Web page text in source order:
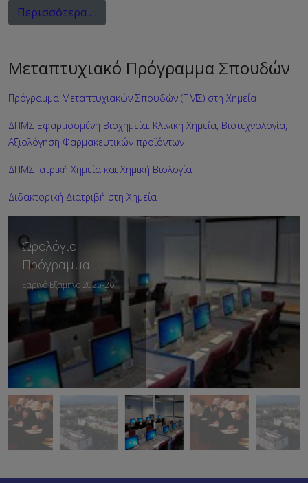
Περισσότερα …
Μεταπτυχιακό Πρόγραμμα Σπουδών
Πρόγραμμα Μεταπτυχιακών Σπουδών (ΠΜΣ) στη Χημεία
ΔΠΜΣ Εφαρμοσμένη Βιοχημεία: Κλινική Χημεία, Βιοτεχνολογία,
Αξιολόγηση Φαρμακευτικών προϊόντων
ΔΠΜΣ Ιατρική Χημεία και Χημική Βιολογία
Διδακτορική Διατριβή στη Χημεία
Ωρολόγιο
Πρόγραμμα
Εαρινό Εξάμηνο 2025-26